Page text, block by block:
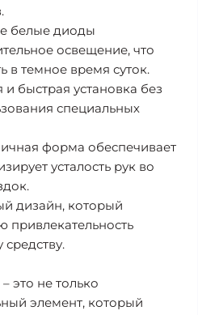
белые диоды
освещение, что
в темное время суток.
и быстрая установка без
специальных
форма обеспечивает
усталость рук во
дизайн, который
привлекательность
это не только
элемент, который